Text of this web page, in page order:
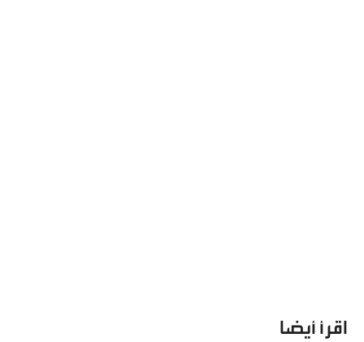
اقرأ أيضا